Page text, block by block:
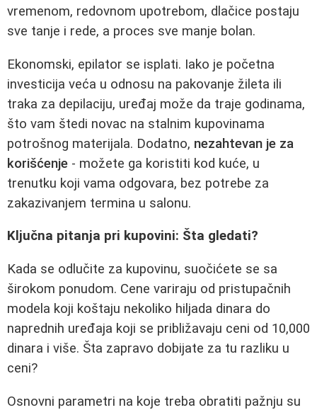
vremenom, redovnom upotrebom, dlačice postaju
sve tanje i rede, a proces sve manje bolan.
Ekonomski, epilator se isplati. Iako je početna
investicija veća u odnosu na pakovanje žileta ili
traka za depilaciju, uređaj može da traje godinama,
što vam štedi novac na stalnim kupovinama
potrošnog materijala. Dodatno, nezahtevan je za
korišćenje - možete ga koristiti kod kuće, u
trenutku koji vama odgovara, bez potrebe za
zakazivanjem termina u salonu.
Ključna pitanja pri kupovini: Šta gledati?
Kada se odlučite za kupovinu, suočićete se sa
širokom ponudom. Cene variraju od pristupačnih
modela koji koštaju nekoliko hiljada dinara do
naprednih uređaja koji se približavaju ceni od 10,000
dinara i više. Šta zapravo dobijate za tu razliku u
ceni?
Osnovni parametri na koje treba obratiti pažnju su